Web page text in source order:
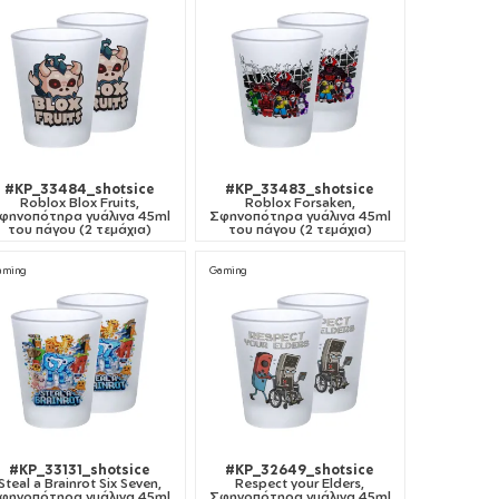
#KP_33484_shotsice
Roblox Blox Fruits,
γυάλινα 45ml
του πάγου (2 τεμάχια)
#KP_33483_shotsice
Roblox Forsaken,
Σφηνοπότηρα γυάλινα 45ml
του πάγου (2 τεμάχια)
#KP_33131_shotsice
a Brainrot Six Seven,
Gaming
#KP_32649_shotsice
Respect your Elders,